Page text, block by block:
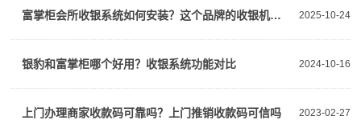
2025-10-24
富掌柜会所收银系统如何安装？这个品牌的收银机靠谱吗
2024-10-16
银豹和富掌柜哪个好用？收银系统功能对比
2023-02-27
上门办理商家收款码可靠吗？上门推销收款码可信吗